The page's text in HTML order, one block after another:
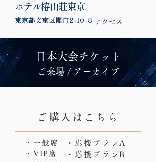
ホテル椿山荘東京
東京都文京区関口2-10-8 アクセス
日本大会チケット
ご来場 / アーカイブ
ご購入はこちら
・一般席
・VIP席
・応援プランA
・応援プランB